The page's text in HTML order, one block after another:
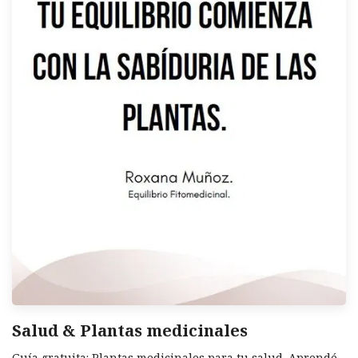
Salud & Plantas medicinales